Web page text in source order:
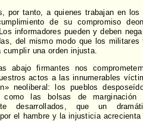
por tanto, a quienes trabajan en
de su compromiso
informadores pueden y deben
del mismo modo que los militares
cumplir una orden injusta.
abajo firmantes nos
actos a las innumerables
neoliberal: los pueblos
como las bolsas de
desarrollados, que un
el hambre y la injusticia